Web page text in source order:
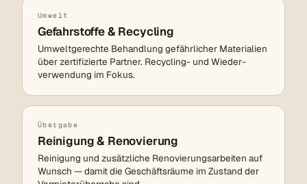
Umwelt
Gefahrstoffe & Recycling
Umweltgerechte Behandlung gefährlicher Materialien
über zertifizierte Partner. Recycling- und Wieder­
verwendung im Fokus.
Übergabe
Reinigung & Renovierung
Reinigung und zusätzliche Renovierungs­arbeiten auf
Wunsch — damit die Geschäfts­räume im Zustand der